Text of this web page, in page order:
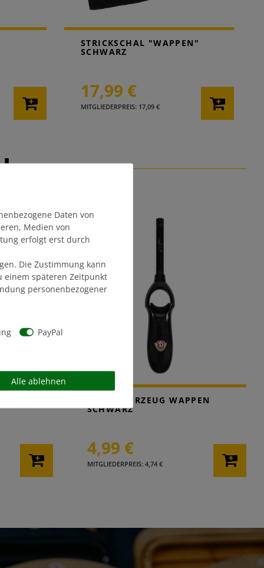
STRICKSCHAL "WAPPEN"
SCHWARZ
17,99 €
MITGLIEDERPREIS: 17,09 €
STABFEUERZEUG WAPPEN
SCHWARZ
4,99 €
MITGLIEDERPREIS: 4,74 €
Daten von
Medien von
erfolgt erst durch
Die Zustimmung kann
einem späteren Zeitpunkt
personenbezogener
PayPal
Alle ablehnen